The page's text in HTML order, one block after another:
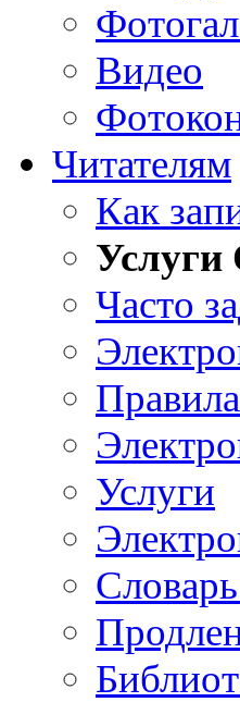
Видео
Читателям
Как
Часто
Услуги